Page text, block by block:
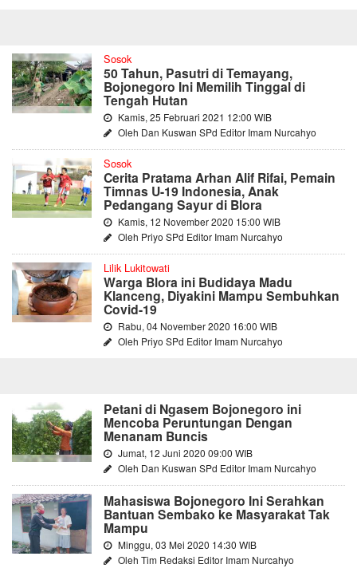
Sosok
50 Tahun, Pasutri di Temayang,
Bojonegoro Ini Memilih Tinggal di
Tengah Hutan
Kamis, 25 Februari 2021 12:00 WIB
Oleh Dan Kuswan SPd Editor Imam Nurcahyo
Sosok
Cerita Pratama Arhan Alif Rifai, Pemain
Timnas U-19 Indonesia, Anak
Pedangang Sayur di Blora
Kamis, 12 November 2020 15:00 WIB
Oleh Priyo SPd Editor Imam Nurcahyo
Lilik Lukitowati
Warga Blora ini Budidaya Madu
Klanceng, Diyakini Mampu Sembuhkan
Covid-19
Rabu, 04 November 2020 16:00 WIB
Oleh Priyo SPd Editor Imam Nurcahyo
Petani di Ngasem Bojonegoro ini
Mencoba Peruntungan Dengan
Menanam Buncis
Jumat, 12 Juni 2020 09:00 WIB
Oleh Dan Kuswan SPd Editor Imam Nurcahyo
Mahasiswa Bojonegoro Ini Serahkan
Bantuan Sembako ke Masyarakat Tak
Mampu
Minggu, 03 Mei 2020 14:30 WIB
Oleh Tim Redaksi Editor Imam Nurcahyo